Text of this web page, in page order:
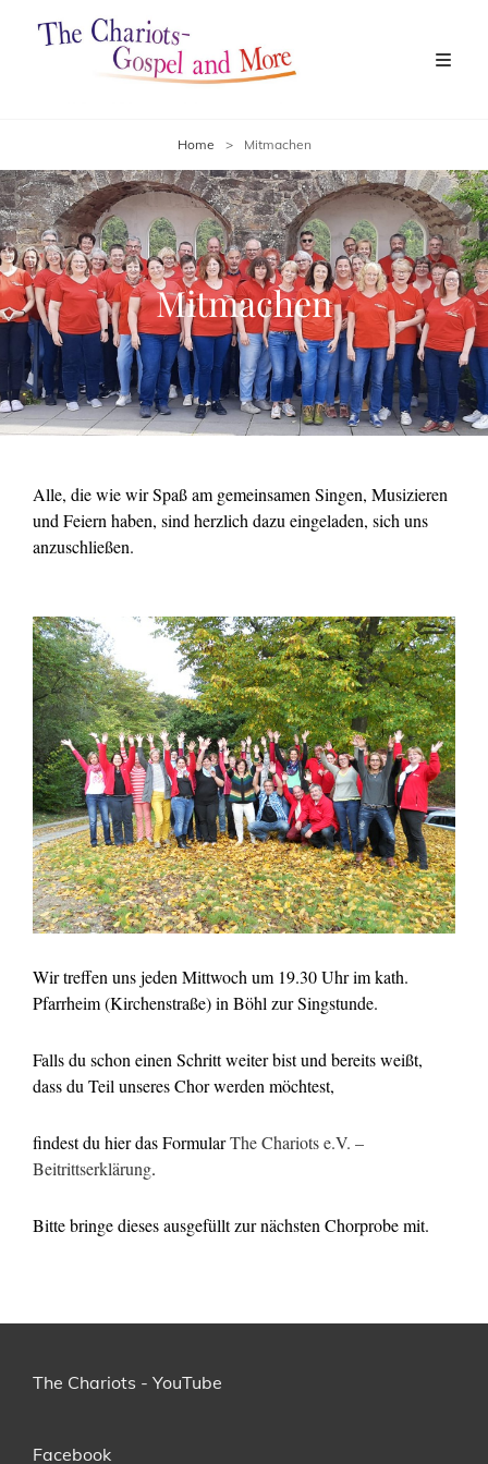
Home > Mitmachen
Mitmachen
Alle, die wie wir Spaß am gemeinsamen Singen, Musizieren
und Feiern haben, sind herzlich dazu eingeladen, sich uns
anzuschließen.
Wir treffen uns jeden Mittwoch um 19.30 Uhr im kath.
Pfarrheim (Kirchenstraße) in Böhl zur Singstunde.
Falls du schon einen Schritt weiter bist und bereits weißt,
dass du Teil unseres Chor werden möchtest,
findest du hier das FormularThe Chariots e.V. –
Beitrittserklärung.
Bitte bringe dieses ausgefüllt zur nächsten Chorprobe mit.
The Chariots - YouTube
Facebook